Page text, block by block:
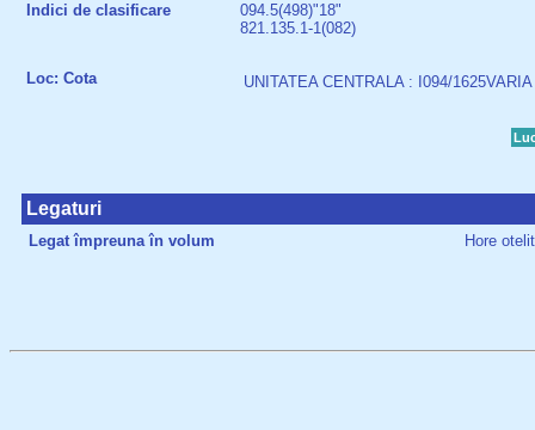
Indici de clasificare
094.5(498)"18"
821.135.1-1(082)
Loc: Cota UNITATEA CENTRALA : I094/1625VARIA
Legaturi
Legat împreuna în volum Hore